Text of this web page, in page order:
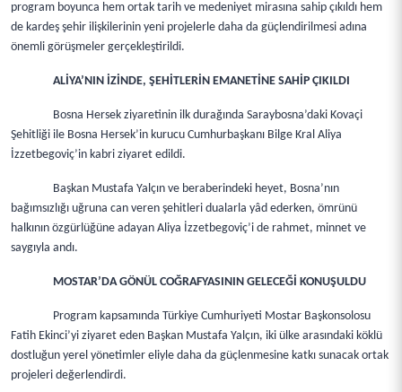
program boyunca hem ortak tarih ve medeniyet mirasına sahip çıkıldı hem
de kardeş şehir ilişkilerinin yeni projelerle daha da güçlendirilmesi adına
önemli görüşmeler gerçekleştirildi.
ALİYA’NIN İZİNDE, ŞEHİTLERİN EMANETİNE SAHİP ÇIKILDI
Bosna Hersek ziyaretinin ilk durağında Saraybosna’daki Kovaçi
Şehitliği ile Bosna Hersek’in kurucu Cumhurbaşkanı Bilge Kral Aliya
İzzetbegoviç’in kabri ziyaret edildi.
Başkan Mustafa Yalçın ve beraberindeki heyet, Bosna’nın
bağımsızlığı uğruna can veren şehitleri dualarla yâd ederken, ömrünü
halkının özgürlüğüne adayan Aliya İzzetbegoviç’i de rahmet, minnet ve
saygıyla andı.
MOSTAR’DA GÖNÜL COĞRAFYASININ GELECEĞİ KONUŞULDU
Program kapsamında Türkiye Cumhuriyeti Mostar Başkonsolosu
Fatih Ekinci’yi ziyaret eden Başkan Mustafa Yalçın, iki ülke arasındaki köklü
dostluğun yerel yönetimler eliyle daha da güçlenmesine katkı sunacak ortak
projeleri değerlendirdi.